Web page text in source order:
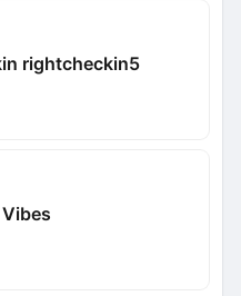
rightcheckin5